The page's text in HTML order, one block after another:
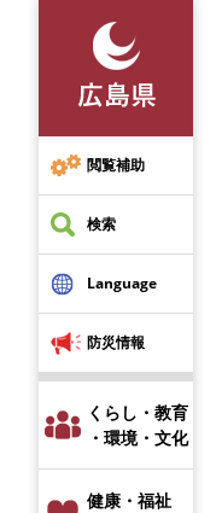
先
頭
で
す
閲覧補助
検索
Language
防災情報
くらし・教育
・環境・文化
健康・福祉